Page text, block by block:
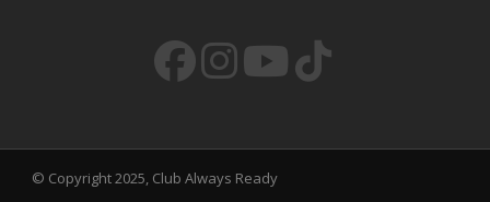
© Copyright 2025, Club Always Ready